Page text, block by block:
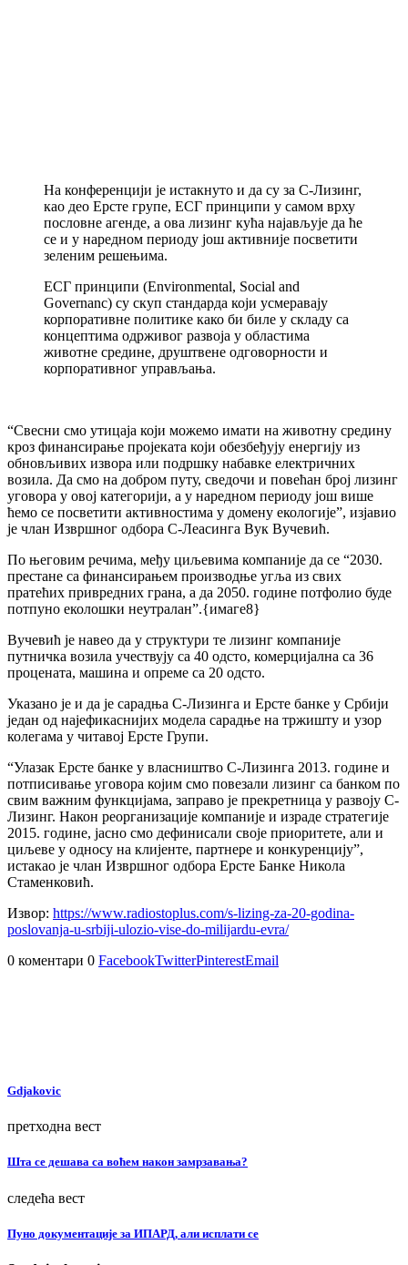
На конференцији је истакнуто и да су за С-Лизинг,
као део Ерсте групе, ЕСГ принципи у самом врху
пословне агенде, а ова лизинг кућа најављује да ће
се и у наредном периоду још активније посветити
зеленим решењима.
ЕСГ принципи (Environmental, Social and
Governanc) су скуп стандарда који усмеравају
корпоративне политике како би биле у складу са
концептима одрживог развоја у областима
животне средине, друштвене одговорности и
корпоративног управљања.
“Свесни смо утицаја који можемо имати на животну средину
кроз финансирање пројеката који обезбеђују енергију из
обновљивих извора или подршку набавке електричних
возила. Да смо на добром путу, сведочи и повећан број лизинг
уговора у овој категорији, а у наредном периоду још више
ћемо се посветити активностима у домену екологије”, изјавио
је члан Извршног одбора С-Леасинга Вук Вучевић.
По његовим речима, међу циљевима компаније да се “2030.
престане са финансирањем производње угља из свих
пратећих привредних грана, а да 2050. године потфолио буде
потпуно еколошки неутралан”.{имаге8}
Вучевић је навео да у структури те лизинг компаније
путничка возила учествују са 40 одсто, комерцијална са 36
процената, машина и опреме са 20 одсто.
Указано је и да је сарадња С-Лизинга и Ерсте банке у Србији
један од најефикаснијих модела сарадње на тржишту и узор
колегама у читавој Ерсте Групи.
“Улазак Ерсте банке у власништво С-Лизинга 2013. године и
потписивање уговора којим смо повезали лизинг са банком по
свим важним функцијама, заправо је прекретница у развоју С-
Лизинг. Након реорганизације компаније и израде стратегије
2015. године, јасно смо дефинисали своје приоритете, али и
циљеве у односу на клијенте, партнере и конкуренцију”,
истакао је члан Извршног одбора Ерсте Банке Никола
Стаменковић.
Извор: https://www.radiostoplus.com/s-lizing-za-20-godina-
poslovanja-u-srbiji-ulozio-vise-do-milijardu-evra/
0 коментари 0 FacebookTwitterPinterestEmail
Gdjakovic
претходна вест
Шта се дешава са воћем након замрзавања?
следећа вест
Пуно документације за ИПАРД, али исплати се